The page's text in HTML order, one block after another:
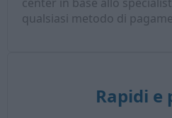
qualsiasi metodo di
Rapidi e